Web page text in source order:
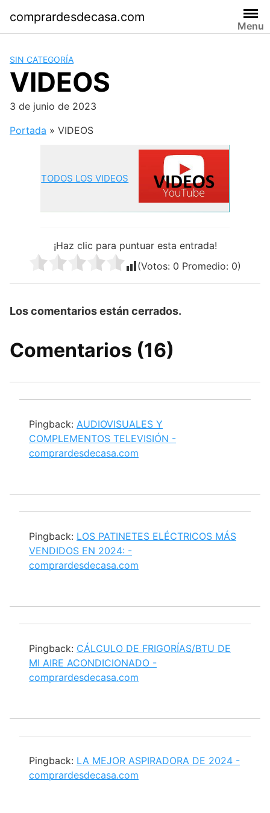
contenido
comprardesdecasa.com
Menu
SIN CATEGORÍA
VIDEOS
3 de junio de 2023
Portada » VIDEOS
TODOS LOS VIDEOS
¡Haz clic para puntuar esta entrada!
(Votos: 0 Promedio: 0)
Los comentarios están cerrados.
Comentarios (16)
Pingback: AUDIOVISUALES Y
COMPLEMENTOS TELEVISIÓN -
comprardesdecasa.com
Pingback: LOS PATINETES ELÉCTRICOS MÁS
VENDIDOS EN 2024: -
comprardesdecasa.com
Pingback: CÁLCULO DE FRIGORÍAS/BTU DE
MI AIRE ACONDICIONADO -
comprardesdecasa.com
Pingback: LA MEJOR ASPIRADORA DE 2024 -
comprardesdecasa.com